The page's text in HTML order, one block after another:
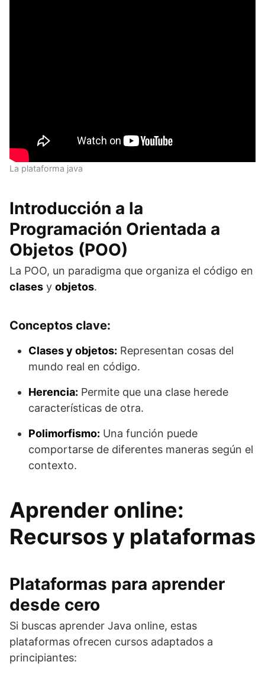
La plataforma java
Introducción a la
Programación Orientada a
Objetos (POO)
La POO, un paradigma que organiza el código en
clases y objetos.
Conceptos clave:
Clases y objetos: Representan cosas del
mundo real en código.
Herencia: Permite que una clase herede
características de otra.
Polimorfismo: Una función puede
comportarse de diferentes maneras según el
contexto.
Aprender online:
Recursos y plataformas
Plataformas para aprender
desde cero
Si buscas aprender Java online, estas
plataformas ofrecen cursos adaptados a
principiantes: